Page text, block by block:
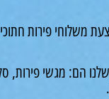
פירות חתוכים
מגשי פירות, סלסלת